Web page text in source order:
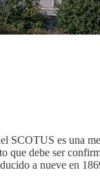
SCOTUS es una
que debe ser
a nueve en